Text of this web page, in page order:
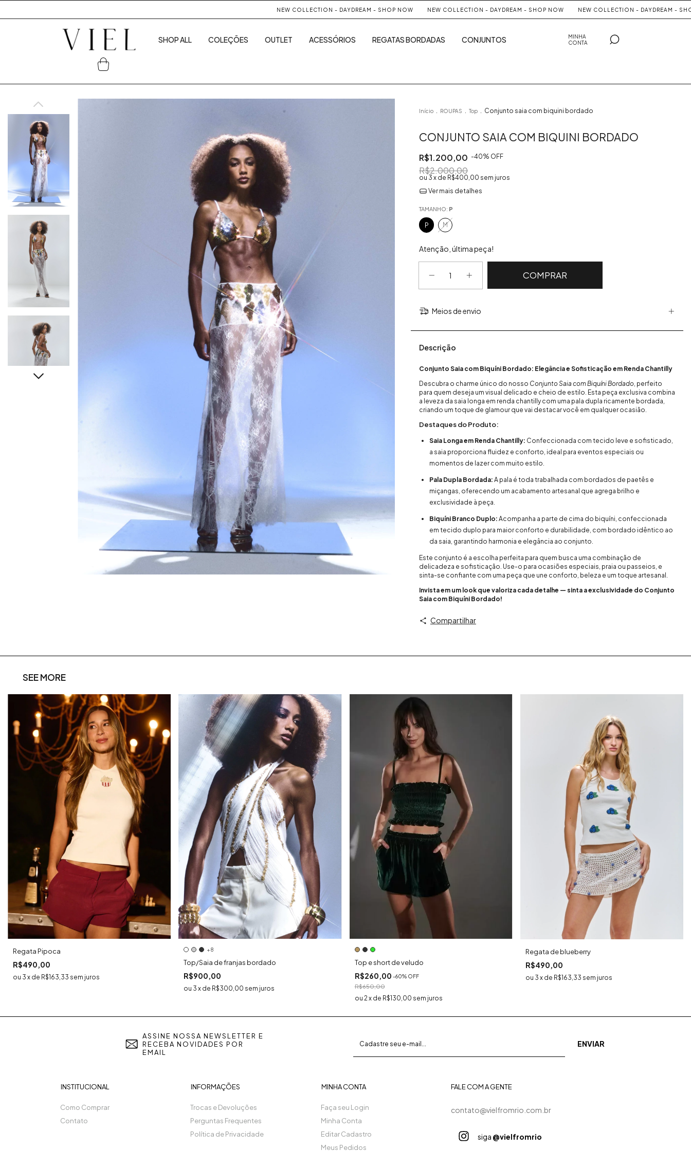
NEW COLLECTION - DAYDREAM - SHOP NOW NEW COLLECTION - DAYDREAM - SHOP NOW NEW COLLECTION - DAYDREAM - SHOP NOW
SHOP ALL COLEÇÕES OUTLET ACESSÓRIOS REGATAS BORDADAS CONJUNTOS
MINHA
CONTA
Início . ROUPAS . Top . Conjunto saia com biquini bordado
CONJUNTO SAIA COM BIQUINI BORDADO
R$1.200,00 -40% OFF
R$2.000,00
3 x de R$400,00 sem juros
Ver mais detalhes
TAMANHO: P
P M
Atenção, última peça!
Meios de envio
Descrição
Conjunto Saia com Biquíni Bordado: Elegância e Sofisticação em Renda Chantilly
Descubra o charme único do nosso Conjunto Saia com Biquíni Bordado , perfeito
para quem deseja um visual delicado e cheio de estilo. Esta peça exclusiva combina
a leveza da saia longa em renda chantilly com uma pala dupla ricamente bordada,
criando um toque de glamour que vai destacar você em qualquer ocasião.
Destaques do Produto:
Saia Longa em Renda Chantilly: Confeccionada com tecido leve e sofisticado,
a saia proporciona fluidez e conforto, ideal para eventos especiais ou
momentos de lazer com muito estilo.
Pala Dupla Bordada: A pala é toda trabalhada com bordados de paetês e
miçangas, oferecendo um acabamento artesanal que agrega brilho e
exclusividade à peça.
Biquíni Branco Duplo: Acompanha a parte de cima do biquíni, confeccionada
em tecido duplo para maior conforto e durabilidade, com bordado idêntico ao
da saia, garantindo harmonia e elegância ao conjunto.
Este conjunto é a escolha perfeita para quem busca uma combinação de
delicadeza e sofisticação. Use-o para ocasiões especiais, praia ou passeios, e
sinta-se confiante com uma peça que une conforto, beleza e um toque artesanal.
Invista em um look que valoriza cada detalhe — sinta a exclusividade do Conjunto
Saia com Biquíni Bordado!
Compartilhar
SEE MORE
Regata Pipoca
R$490,00
3 x de R$163,33 sem juros
+8
Top/Saia de franjas bordado
R$900,00
3 x de R$300,00 sem juros
Top e short de veludo
R$260,00 -60% OFF
R$650,00
2x de R$130,00 sem juros
Regata de blueberry
R$490,00
3 x de R$163,33 sem juros
ASSINE NOSSA NEWSLETTER E
RECEBA NOVIDADES POR
EMAIL
INSTITUCIONAL
Como Comprar
Contato
INFORMAÇÕES
Trocas e Devoluções
Perguntas Frequentes
Política de Privacidade
MINHA CONTA
Faça seu Login
Minha Conta
Editar Cadastro
Meus Pedidos
FALE COM A GENTE
contato@vielfromrio.com.br
siga @vielfromrio